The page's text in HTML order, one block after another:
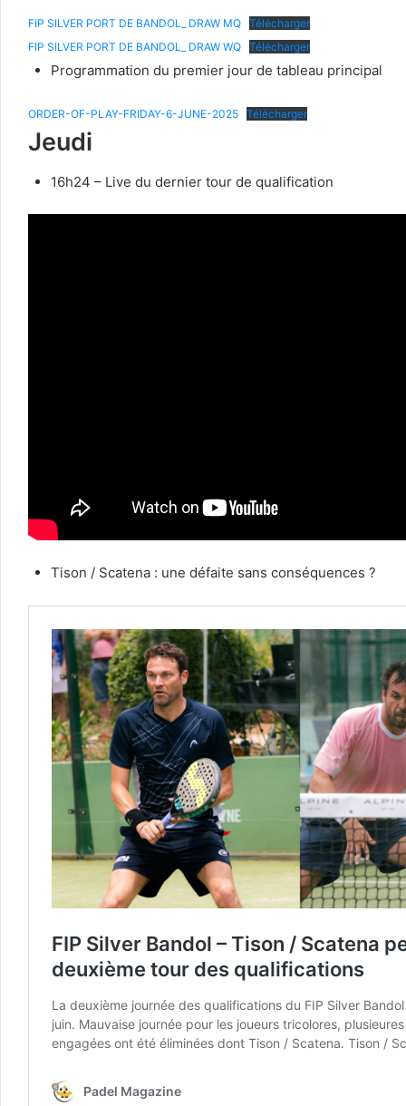
FIP SILVER PORT DE BANDOL_ DRAW MQ Télécharger
FIP SILVER PORT DE BANDOL_ DRAW WQ Télécharger
Programmation du premier jour de tableau principal
ORDER-OF-PLAY-FRIDAY-6-JUNE-2025 Télécharger
Jeudi
16h24 – Live du dernier tour de qualification
Tison / Scatena : une défaite sans conséquences ?